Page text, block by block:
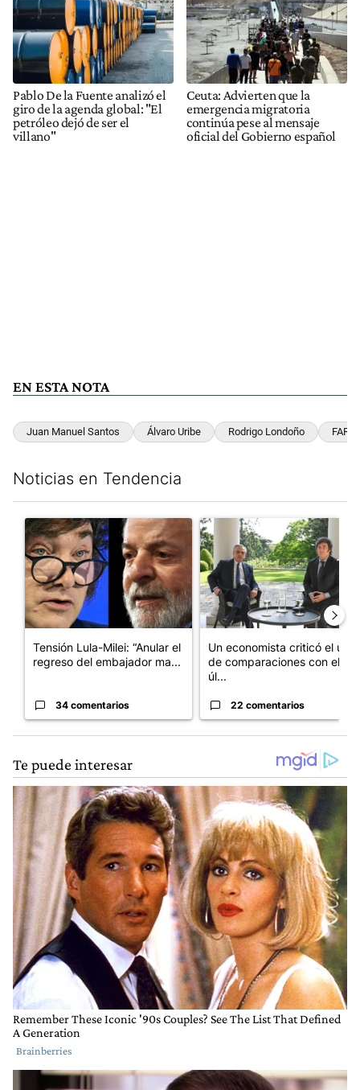
Pablo De la Fuente analizó el
giro de la agenda global: "El
petróleo dejó de ser el
villano"
Ceuta: Advierten que la
emergencia migratoria
continúa pese al mensaje
oficial del Gobierno español
EN ESTA NOTA
Juan Manuel Santos Álvaro Uribe Rodrigo Londoño FARC
Noticias en Tendencia
Un artículo de tendencia con el título "Tensión Lula-Milei:
Tensión Lula-Milei: “Anular el
regreso del embajador ma...
34 comentarios
Un artículo de tendencia con
Un economista criticó el uso
de comparaciones con el
úl...
22 comentarios